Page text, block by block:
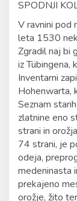
SPODNJI
V ravnini pod
leta 1530
Zgradil naj bi
iz
Inventarni
Hohenwarta,
Seznam
zlatnine eno
strani in
74 strani, je
odeja,
medeninasta
prekajeno
orožje, žito